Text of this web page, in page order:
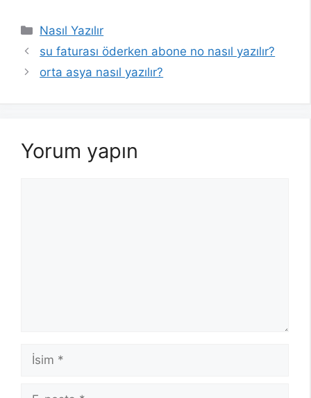
Kategoriler
Nasıl Yazılır
su faturası öderken abone no nasıl yazılır?
orta asya nasıl yazılır?
Yorum yapın
İsim